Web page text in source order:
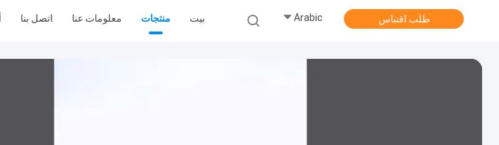
بيت منتجات معلومات عنا اتصل بنا Arabic طلب اقتباس